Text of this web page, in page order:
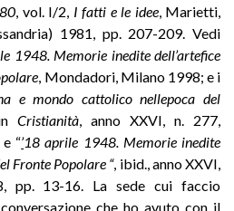
, vol. I/2, I fatti e le idee, Marietti,
1981, pp. 207-209. Vedi
1948. Memorie inedite dell’artefice
, Mondadori, Milano 1998; e i
e mondo cattolico nellepoca del
Cristianità, anno XXVI, n. 277,
“’18 aprile 1948. Memorie inedite
Fronte Popolare “, ibid., anno XXVI,
pp. 13-16. La sede cui faccio
che ho avuto con il